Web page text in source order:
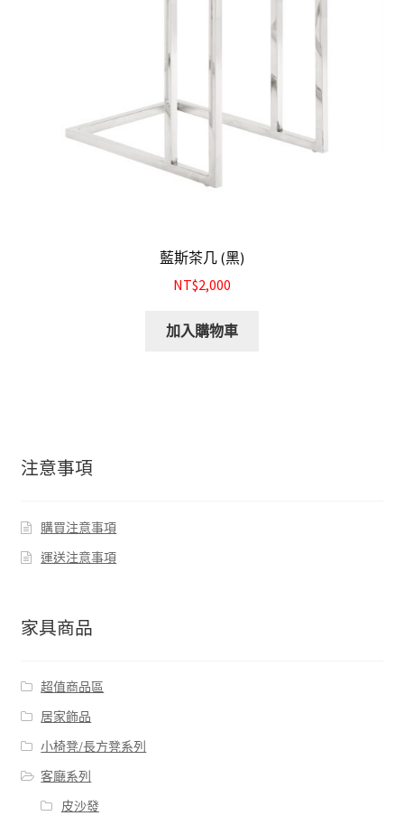
藍斯茶几 (黑)
NT$2,000
加入購物車
注意事項
購買注意事項
運送注意事項
家具商品
超值商品區
居家飾品
小椅凳/長方凳系列
客廰系列
皮沙發